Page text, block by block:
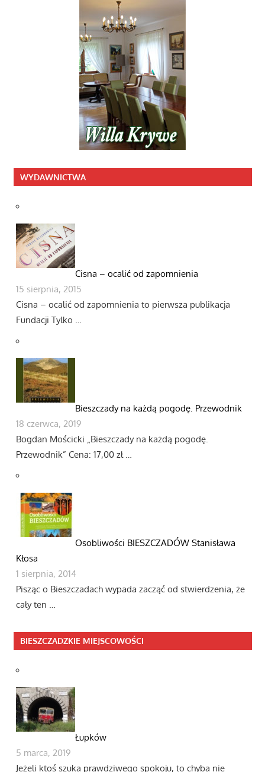
WYDAWNICTWA
Cisna – ocalić od zapomnienia
15 sierpnia, 2015
Cisna – ocalić od zapomnienia to pierwsza publikacja
Fundacji Tylko …
Bieszczady na każdą pogodę. Przewodnik
18 czerwca, 2019
Bogdan Mościcki „Bieszczady na każdą pogodę.
Przewodnik” Cena: 17,00 zł …
Osobliwości BIESZCZADÓW Stanisława
Kłosa
1 sierpnia, 2014
Pisząc o Bieszczadach wypada zacząć od stwierdzenia, że
cały ten …
BIESZCZADZKIE MIEJSCOWOŚCI
Łupków
5 marca, 2019
Jeżeli ktoś szuka prawdziwego spokoju, to chyba nie